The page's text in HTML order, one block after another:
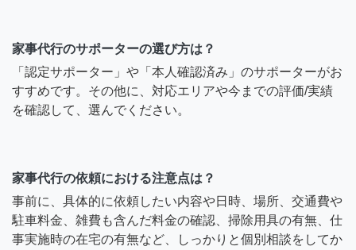
家事代行のサポーターの選び方は？
「認定サポーター」や「本人確認済み」のサポーターがお
すすめです。その他に、対応エリアや今までの評価/実績
を確認して、選んでください。
家事代行の依頼における注意点は？
事前に、具体的に依頼したい内容や日時、場所、交通費や
駐車料金、雑費も含んだ料金の確認、掃除用具の有無、仕
事実施時の在宅の有無など、しっかりと個別相談をしてか